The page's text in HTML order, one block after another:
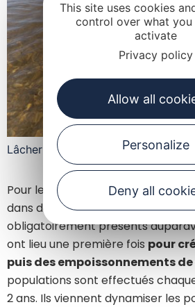
Lâcher de brochets
Pour les black-bass, les
dans des barrages ou plans d’eau
obligatoirement présents
ont lieu une première fois pour
puis des empoissonnements
populations sont effectués
2 ans. Ils viennent dynamiser les
This site uses cookies
control over what
activate
Privacy policy
Allow all
Personalize
Deny all